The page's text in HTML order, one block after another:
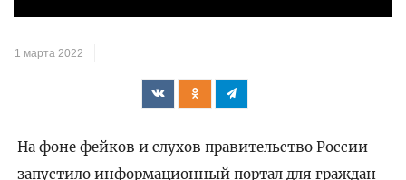
1 марта 2022
На фоне фейков и слухов правительство России
запустило информационный портал для граждан